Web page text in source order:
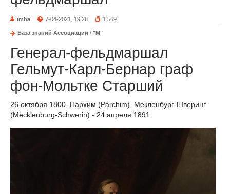
imha 7-04-2021, 19:28 1 569
База знаний Ассоциации / "М"
Генерал-фельдмаршал
Гельмут-Карл-Бернар граф
фон-Мольтке Старший
26 октября 1800, Пархим (Parchim), Мекленбург-Шверинг
(Mecklenburg-Schwerin) - 24 апреля 1891